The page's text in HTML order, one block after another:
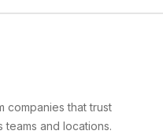
companies that trust
and locations.